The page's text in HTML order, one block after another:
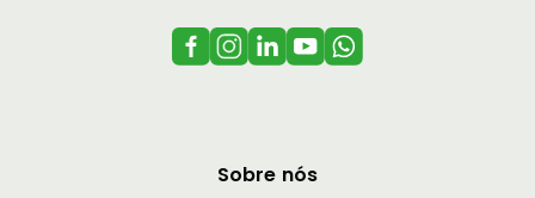
Sobre nós